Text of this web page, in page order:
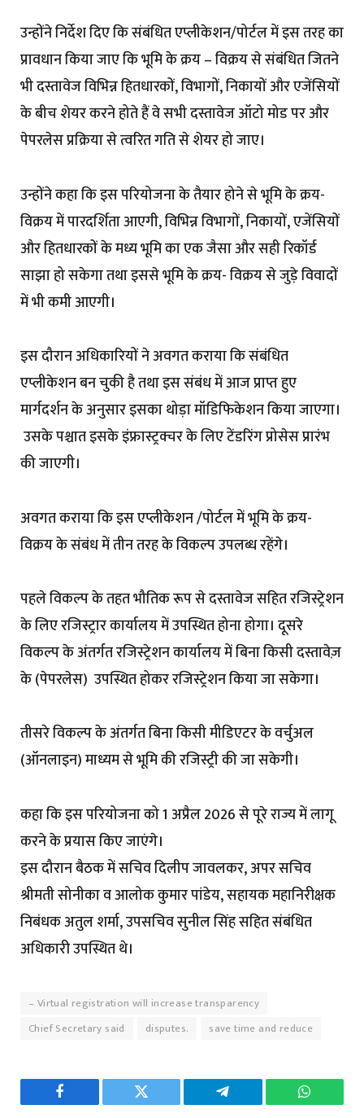
उन्होंने निर्देश दिए कि संबंधित एप्लीकेशन/पोर्टल में इस तरह का
प्रावधान किया जाए कि भूमि के क्रय – विक्रय से संबंधित जितने
भी दस्तावेज विभिन्न हितधारकों, विभागों, निकायों और एजेंसियों
के बीच शेयर करने होते हैं वे सभी दस्तावेज ऑटो मोड पर और
पेपरलेस प्रक्रिया से त्वरित गति से शेयर हो जाए।
उन्होंने कहा कि इस परियोजना के तैयार होने से भूमि के क्रय-
विक्रय में पारदर्शिता आएगी, विभिन्न विभागों, निकायों, एजेंसियों
और हितधारकों के मध्य भूमि का एक जैसा और सही रिकॉर्ड
साझा हो सकेगा तथा इससे भूमि के क्रय- विक्रय से जुड़े विवादों
में भी कमी आएगी।
इस दौरान अधिकारियों ने अवगत कराया कि संबंधित
एप्लीकेशन बन चुकी है तथा इस संबंध में आज प्राप्त हुए
मार्गदर्शन के अनुसार इसका थोड़ा मॉडिफिकेशन किया जाएगा।
उसके पश्चात इसके इंफ्रास्ट्रक्चर के लिए टेंडरिंग प्रोसेस प्रारंभ
की जाएगी।
अवगत कराया कि इस एप्लीकेशन /पोर्टल में भूमि के क्रय-
विक्रय के संबंध में तीन तरह के विकल्प उपलब्ध रहेंगे।
पहले विकल्प के तहत भौतिक रूप से दस्तावेज सहित रजिस्ट्रेशन
के लिए रजिस्ट्रार कार्यालय में उपस्थित होना होगा। दूसरे
विकल्प के अंतर्गत रजिस्ट्रेशन कार्यालय में बिना किसी दस्तावेज़
के (पेपरलेस) उपस्थित होकर रजिस्ट्रेशन किया जा सकेगा।
तीसरे विकल्प के अंतर्गत बिना किसी मीडिएटर के वर्चुअल
(ऑनलाइन) माध्यम से भूमि की रजिस्ट्री की जा सकेगी।
कहा कि इस परियोजना को 1 अप्रैल 2026 से पूरे राज्य में लागू
करने के प्रयास किए जाएंगे।
इस दौरान बैठक में सचिव दिलीप जावलकर, अपर सचिव
श्रीमती सोनीका व आलोक कुमार पांडेय, सहायक महानिरीक्षक
निबंधक अतुल शर्मा, उपसचिव सुनील सिंह सहित संबंधित
अधिकारी उपस्थित थे।
– Virtual registration will increase transparency
Chief Secretary said
disputes. save time and reduce
Facebook Twitter Telegram